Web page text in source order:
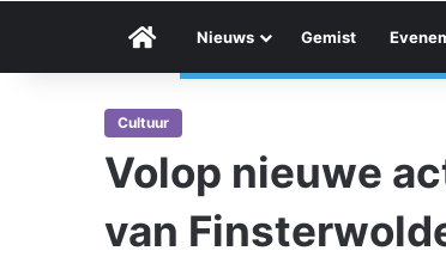
Menu Item
Nieuws Gemist
Cultuur
Volop nieuwe
van